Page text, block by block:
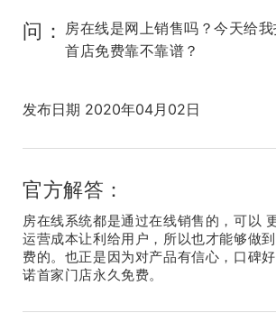
问：
房在线是网上销售吗？今天给
首店免费靠不靠谱？
发布日期 2020年04月02日
官方解答：
房在线系统都是通过在线销售的，可以
运营成本让利给用户，所以也才能够做
费的。也正是因为对产品有信心，口碑
诺首家门店永久免费。